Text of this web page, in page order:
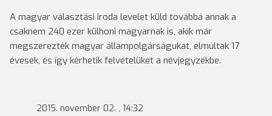
A magyar választási iroda levelet küld továbbá annak a
csaknem 240 ezer külhoni magyarnak is, akik már
megszerezték magyar állampolgárságukat, elmúltak 17
évesek, és így kérhetik felvételüket a névjegyzékbe.
2015. november 02. , 14:32